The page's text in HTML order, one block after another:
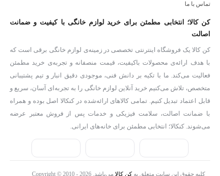
داخل دستگاه قرار دهید. با روشن کردن دستگاه و انتخاب یکی از دو
سرعت، می‌توانید در عرض چند دقیقه آبمیوه تازه خود را تهیه کنید. این
دستگاه به راحتی باز و بسته می‌شود و می‌توان قطعات آن را بعد از
استفاده شستشو داد و تمیز کرد، که این به بهداشت و راحتی شما کمک
می‌کند.
مزایای آبمیوه گیری براون مدل J700 به همین جا ختم نمی‌شود. با
استفاده از این دستگاه، شما می‌توانید از خواص میوه‌ها به بهترین شکل
بهره‌برداری کنید و نوشیدنی‌های سالم و خوشمزه‌ای تهیه کنید. به این
ترتیب، می‌توانید خانواده‌تان را به مصرف بیشتر میوه‌ها و سبزیجات
تماس با ما
کن کالا؛ انتخابی مطمئن برای خرید لوازم خانگی با کیفیت و ضمانت
اصالت
کن کالا یک فروشگاه اینترنتی تخصصی در زمینه‌ی لوازم خانگی برقی است که
با هدف ارائه‌ی محصولات باکیفیت، قیمت منصفانه و تجربه‌ی خرید مطمئن
فعالیت می‌کند. ما با تکیه بر دانش فنی، موجودی دقیق انبار و تیم پشتیبانی
متخصص، تلاش می‌کنیم خرید آنلاین لوازم خانگی را به تجربه‌ای آسان، سریع و
قابل اعتماد تبدیل کنیم. تمامی کالاهای ارائه‌شده در کنکالا اصل بوده و همراه
با ضمانت اصالت، سلامت فیزیکی و خدمات پس از فروش معتبر عرضه
می‌شوند. کنکالا؛ انتخابی مطمئن برای خانه‌های ایرانی.
کلیه حقوق این سایت متعلق بهکن کالا می‌باشد. Copyright © 2010 - 2026